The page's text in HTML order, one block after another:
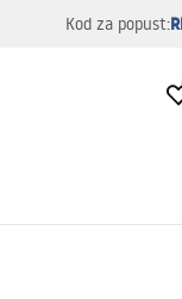
Kod za popust: